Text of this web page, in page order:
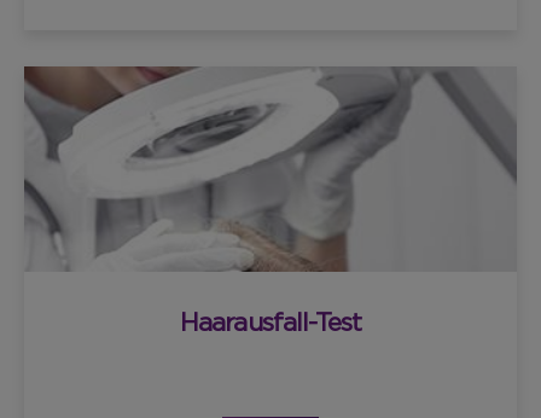
Haarausfall-Test